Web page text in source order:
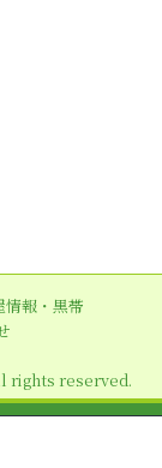
情報・黒帯
rights reserved.